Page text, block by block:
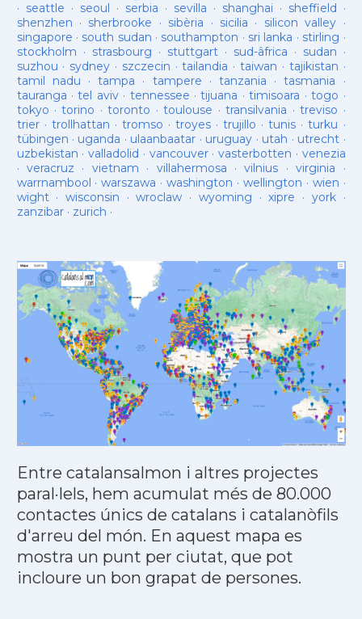
· seattle · seoul · serbia · sevilla · shanghai · sheffield ·
shenzhen · sherbrooke · sibèria · sicilia · silicon valley ·
singapore · south sudan · southampton · sri lanka · stirling ·
stockholm · strasbourg · stuttgart· sud-âfrica · sudan ·
suzhou · sydney · szczecin ·tailandia ·taiwan · tajikistan ·
tamil nadu ·tampa · tampere · tanzania ·tasmania ·
tauranga ·tel aviv· tennessee ·tijuana ·timisoara ·togo ·
tokyo ·torino ·toronto ·toulouse ·transilvania ·treviso ·
trier· trollhattan · tromso · troyes·trujillo ·tunis ·turku ·
tübingen · uganda · ulaanbaatar · uruguay · utah · utrecht ·
uzbekistan · valladolid · vancouver· vasterbotten · venezia
· veracruz · vietnam · villahermosa ·vilnius ·virginia ·
warrnambool ·warszawa ·washington · wellington · wien ·
wight· wisconsin ·wroclaw · wyoming ·xipre · york·
zanzibar· zurich ·
Entre catalansalmon i altres projectes
paral·lels, hem acumulat més de 80.000
contactes únics de catalans i catalanòfils
d'arreu del món. En aquest mapa es
mostra un punt per ciutat, que pot
incloure un bon grapat de persones.